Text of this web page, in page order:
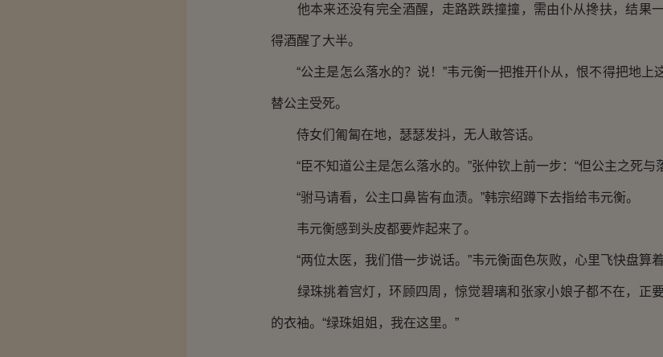
他本来还没有完全酒醒，走路跌跌撞撞，需由仆从搀扶，结果
得酒醒了大半。
“公主是怎么落水的？说！”韦元衡一把推开仆从，恨不得把地上
替公主受死。
侍女们匍匐在地，瑟瑟发抖，无人敢答话。
“臣不知道公主是怎么落水的。”张仲钦上前一步：“但公主之死与
“驸马请看，公主口鼻皆有血渍。”韩宗绍蹲下去指给韦元衡。
韦元衡感到头皮都要炸起来了。
“两位太医，我们借一步说话。”韦元衡面色灰败，心里飞快盘算着
绿珠挑着宫灯，环顾四周，惊觉碧璃和张家小娘子都不在，正
的衣袖。“绿珠姐姐，我在这里。”